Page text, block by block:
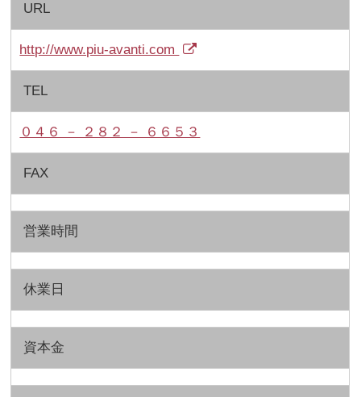
URL
http://www.piu-avanti.com
TEL
０４６ － ２８２ － ６６５３
FAX
営業時間
休業日
資本金